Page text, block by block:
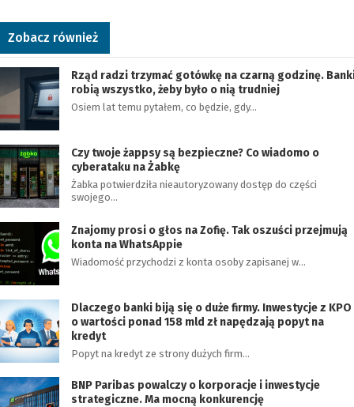
Zobacz również
Rząd radzi trzymać gotówkę na czarną godzinę.
robią wszystko, żeby było o nią trudniej
Osiem lat temu pytałem, co będzie, gdy…
Czy twoje żappsy są bezpieczne? Co wiadomo o
cyberataku na Żabkę
Żabka potwierdziła nieautoryzowany dostęp do części
swojego…
Znajomy prosi o głos na Zofię. Tak oszuści przejmują
konta na WhatsAppie
Wiadomość przychodzi z konta osoby zapisanej w…
Dlaczego banki biją się o duże firmy. Inwestycje z KPO
o wartości ponad 158 mld zł napędzają popyt na
kredyt
Popyt na kredyt ze strony dużych firm…
BNP Paribas powalczy o korporacje i inwestycje
strategiczne. Ma mocną konkurencję